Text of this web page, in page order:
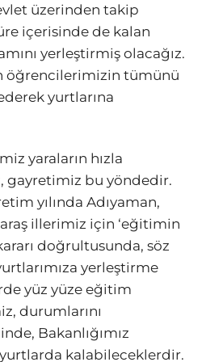
üzerinden takip
içerisinde de kalan
yerleştirmiş olacağız.
öğrencilerimizin tümünü
yurtlarına
yaraların hızla
gayretimiz bu yöndedir.
yılında Adıyaman,
illerimiz için ‘eğitimin
doğrultusunda, söz
yerleştirme
yüz yüze eğitim
durumlarını
Bakanlığımız
kalabileceklerdir.